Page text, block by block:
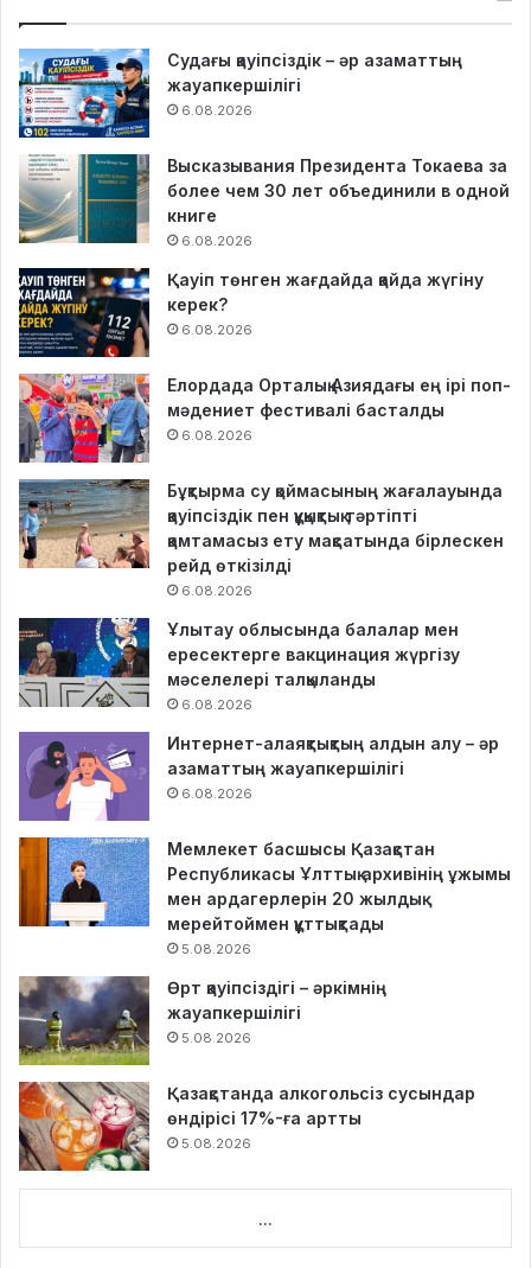
Судағы қауіпсіздік – әр азаматтың
жауапкершілігі
6.08.2026
Высказывания Президента Токаева за
более чем 30 лет объединили в одной
книге
6.08.2026
Қауіп төнген жағдайда қайда жүгіну
керек?
6.08.2026
Елордада Орталық Азиядағы ең ірі поп-
мәдениет фестивалі басталды
6.08.2026
Бұқтырма су қоймасының жағалауында
қауіпсіздік пен құқықтық тәртіпті
қамтамасыз ету мақсатында бірлескен
рейд өткізілді
6.08.2026
Ұлытау облысында балалар мен
ересектерге вакцинация жүргізу
мәселелері талқыланды
6.08.2026
Интернет-алаяқтықтың алдын алу – әр
азаматтың жауапкершілігі
6.08.2026
Мемлекет басшысы Қазақстан
Республикасы Ұлттық архивінің ұжымы
мен ардагерлерін 20 жылдық
мерейтоймен құттықтады
5.08.2026
Өрт қауіпсіздігі – әркімнің
жауапкершілігі
5.08.2026
Қазақстанда алкогольсіз сусындар
өндірісі 17%-ға артты
5.08.2026
...